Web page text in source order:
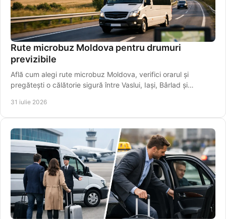
Rute microbuz Moldova pentru drumuri
previzibile
Află cum alegi rute microbuz Moldova, verifici orarul și
pregătești o călătorie sigură între Vaslui, Iași, Bârlad și
31 iulie 2026